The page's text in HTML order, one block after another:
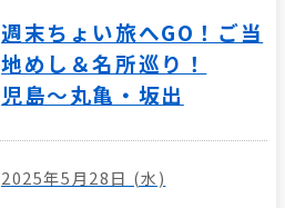
週末ちょい旅へGO！ご当
地めし＆名所巡り！
児島～丸亀・坂出
2025年5月28日 (水)